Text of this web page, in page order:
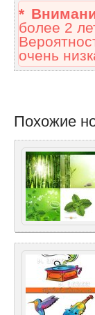
*
более 2
очень
Похожие